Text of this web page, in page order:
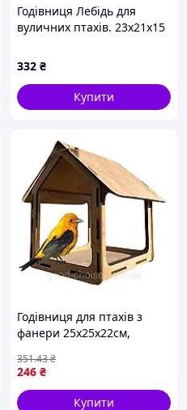
Годівниця Лебідь для
вуличних птахів. 23х21х15
332 ₴
Купити
Годівниця для птахів з
фанери 25х25х22см,
годівниця для синичок /
Підвісна годівниця для
пташок
246 ₴
351.43₴
Купити